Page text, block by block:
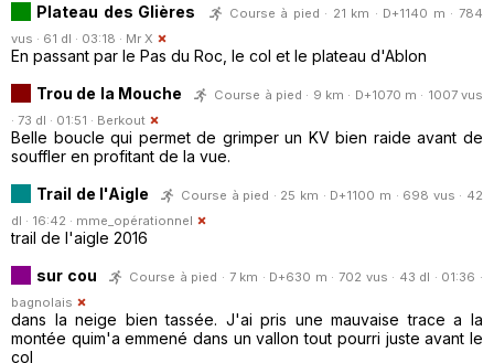
Plateau des Glières
Course à pied · 21 km · D+1140 m · 784
vus · 61 dl · 03:18 · Mr X
En passant par le Pas du Roc, le col et le plateau d'Ablon
Trou de la Mouche
Course à pied · 9 km · D+1070 m · 1007 vus
· 73 dl · 01:51 · Berkout
Belle boucle qui permet de grimper un KV bien raide avant de
souffler en profitant de la vue.
Trail de l'Aigle
Course à pied · 25 km · D+1100 m · 698 vus · 42
dl · 16:42 · mme_opérationnel
trail de l'aigle 2016
sur cou
Course à pied · 7 km · D+630 m · 702 vus · 43 dl · 01:36 ·
bagnolais
dans la neige bien tassée. J'ai pris une mauvaise trace a la
montée quim'a emmené dans un vallon tout pourri juste avant le
col